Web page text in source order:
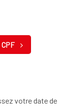
votre date de